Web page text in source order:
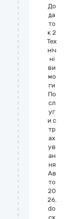
До
да
то
к 2
Тех
ніч
ні
ви
мо
ги
По
сл
уг
и с
тр
ах
ув
ан
ня
Ав
то
20
26.
do
cx